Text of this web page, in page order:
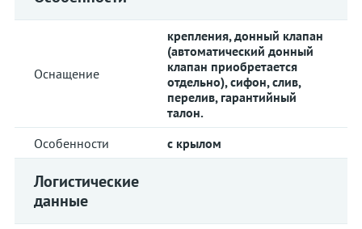
Оснащение
крепления, донный клапан
(автоматический донный
клапан приобретается
отдельно), сифон, слив,
перелив, гарантийный
талон.
Особенности
с крылом
Логистические
данные